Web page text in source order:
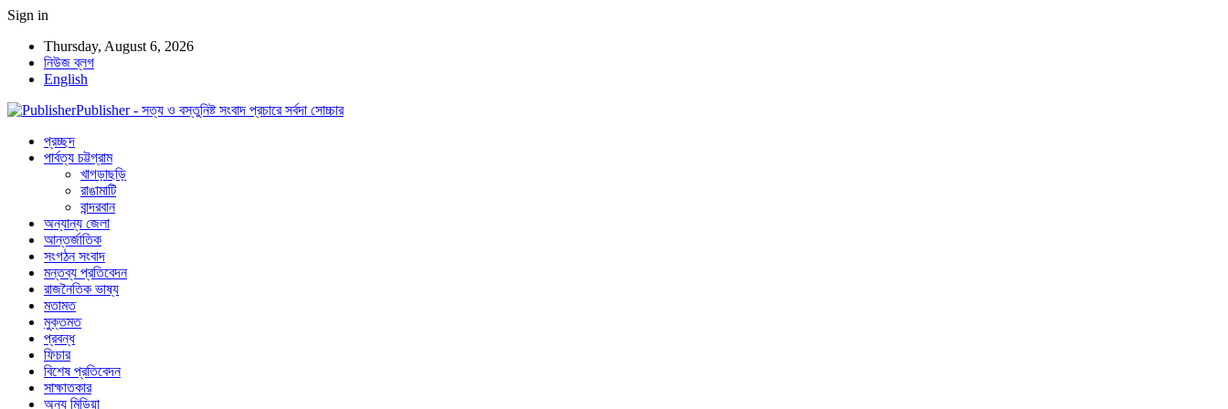
Sign in
Thursday, August 6, 2026
নিউজ ব্লগ
English
Publisher - সত্য ও বস্তুনিষ্ট সংবাদ প্রচারে সর্বদা সোচ্চার
প্রচ্ছদ
পার্বত্য চট্টগ্রাম
খাগড়াছড়ি
রাঙামাটি
বান্দরবান
অন্যান্য জেলা
আন্তর্জাতিক
সংগঠন সংবাদ
মন্তব্য প্রতিবেদন
রাজনৈতিক ভাষ্য
মতামত
মুক্তমত
প্রবন্ধ
ফিচার
বিশেষ প্রতিবেদন
সাক্ষাতকার
অন্য মিডিয়া